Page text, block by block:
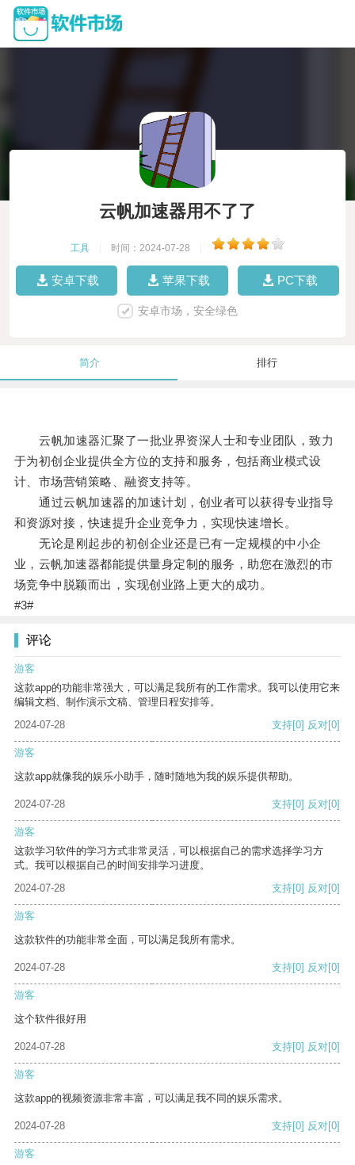
云帆加速器用不了了
工具 时间：2024-07-28
安卓下载 苹果下载 PC下载
安卓市场，安全绿色
简介 排行
云帆加速器汇聚了一批业界资深人士和专业团队，致力
于为初创企业提供全方位的支持和服务，包括商业模式设
计、市场营销策略、融资支持等。
通过云帆加速器的加速计划，创业者可以获得专业指导
和资源对接，快速提升企业竞争力，实现快速增长。
无论是刚起步的初创企业还是已有一定规模的中小企
业，云帆加速器都能提供量身定制的服务，助您在激烈的市
场竞争中脱颖而出，实现创业路上更大的成功。
#3#
评论
游客
这款app的功能非常强大，可以满足我所有的工作需求。我可以使用它来
编辑文档、制作演示文稿、管理日程安排等。
2024-07-28
支持[0] 反对[0]
游客
这款app就像我的娱乐小助手，随时随地为我的娱乐提供帮助。
2024-07-28 支持[0] 反对[0]
游客
这款学习软件的学习方式非常灵活，可以根据自己的需求选择学习方
式。我可以根据自己的时间安排学习进度。
2024-07-28
支持[0] 反对[0]
游客
这款软件的功能非常全面，可以满足我所有需求。
2024-07-28 支持[0] 反对[0]
游客
这个软件很好用
2024-07-28 支持[0] 反对[0]
游客
这款app的视频资源非常丰富，可以满足我不同的娱乐需求。
2024-07-28 支持[0] 反对[0]
游客